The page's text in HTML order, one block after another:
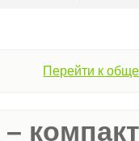
Перейти к